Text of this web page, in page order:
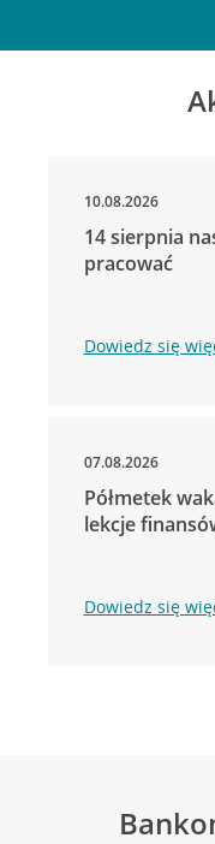
10.08.2026
14 sierpnia
pracować
Dowiedz się
07.08.2026
Półmetek
lekcje
Dowiedz się